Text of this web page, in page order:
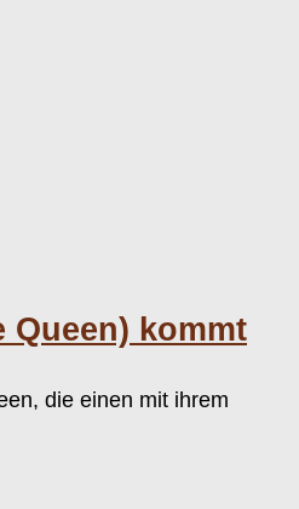
Queen) kommt
die einen mit ihrem